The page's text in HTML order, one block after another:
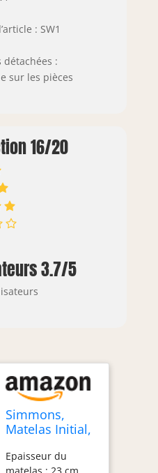
: SW1
:
sur les pièces
16/20
3.7/5
Simmons,
Matelas Initial,
Ressorts
Epaisseur du